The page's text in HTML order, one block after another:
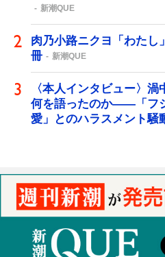
新潮QUE
肉乃小路ニクヨ「わたし
冊
新潮QUE
〈本人インタビュー〉
何を語ったのか――「フ
愛」とのハラスメント騒